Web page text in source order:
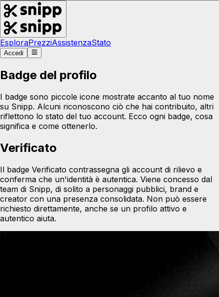
EsploraPrezziAssistenzaStato
Accedi
Badge del profilo
I badge sono piccole icone mostrate accanto al tuo nome
su Snipp. Alcuni riconoscono ciò che hai contribuito, altri
riflettono lo stato del tuo account. Ecco ogni badge, cosa
significa e come ottenerlo.
Verificato
Il badge Verificato contrassegna gli account di rilievo e
conferma che un'identità è autentica. Viene concesso dal
team di Snipp, di solito a personaggi pubblici, brand e
creator con una presenza consolidata. Non può essere
richiesto direttamente, anche se un profilo attivo e
autentico aiuta.